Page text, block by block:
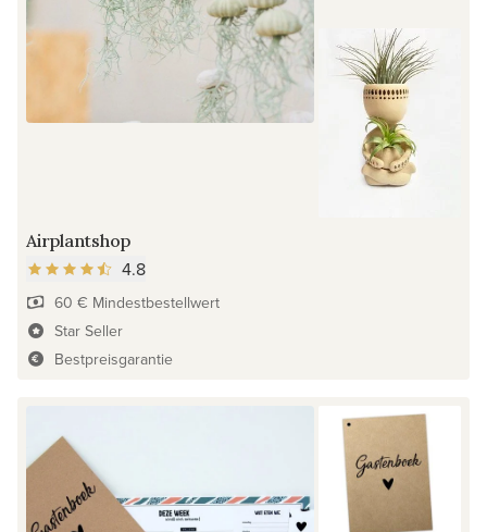
Airplantshop
4.8
60 € Mindestbestellwert
Star Seller
Bestpreisgarantie